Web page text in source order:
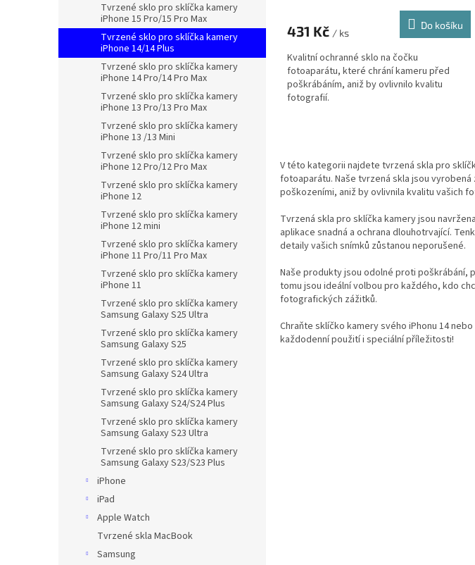
Tvrzené sklo pro sklíčka kamery
iPhone 15 Pro/15 Pro Max
Tvrzené sklo pro sklíčka kamery
iPhone 14/14 Plus
Tvrzené sklo pro sklíčka kamery
iPhone 14 Pro/14 Pro Max
Tvrzené sklo pro sklíčka kamery
iPhone 13 Pro/13 Pro Max
Tvrzené sklo pro sklíčka kamery
iPhone 13 /13 Mini
Tvrzené sklo pro sklíčka kamery
iPhone 12 Pro/12 Pro Max
Tvrzené sklo pro sklíčka kamery
iPhone 12
Tvrzené sklo pro sklíčka kamery
iPhone 12 mini
Tvrzené sklo pro sklíčka kamery
iPhone 11 Pro/11 Pro Max
Tvrzené sklo pro sklíčka kamery
iPhone 11
Tvrzené sklo pro sklíčka kamery
Samsung Galaxy S25 Ultra
Tvrzené sklo pro sklíčka kamery
Samsung Galaxy S25
Tvrzené sklo pro sklíčka kamery
Samsung Galaxy S24 Ultra
Tvrzené sklo pro sklíčka kamery
Samsung Galaxy S24/S24 Plus
Tvrzené sklo pro sklíčka kamery
Samsung Galaxy S23 Ultra
Tvrzené sklo pro sklíčka kamery
Samsung Galaxy S23/S23 Plus
iPhone
iPad
Apple Watch
Tvrzené skla MacBook
Samsung
431 Kč / ks
Do košíku
Kvalitní ochranné sklo na čočku
fotoaparátu, které chrání kameru před
poškrábáním, aniž by ovlivnilo kvalitu
fotografií.
V této kategorii najdete tvrzená skla pro
fotoaparátu. Naše tvrzená skla jsou
poškozeními, aniž by ovlivnila kvalitu vašich
Tvrzená skla pro sklíčka kamery jsou
aplikace snadná a ochrana dlouhotrvající.
detaily vašich snímků zůstanou neporušené.
Naše produkty jsou odolné proti poškrábání,
tomu jsou ideální volbou pro každého, kdo
fotografických zážitků.
Chraňte sklíčko kamery svého iPhonu 14
každodenní použití i speciální příležitosti!